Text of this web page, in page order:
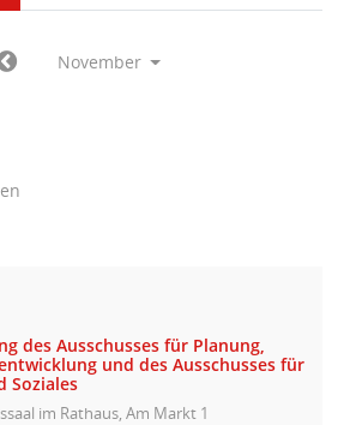
November
des Ausschusses für Planung,
und des Ausschusses für
Soziales
im Rathaus, Am Markt 1